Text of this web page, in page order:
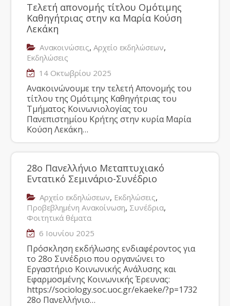
Τελετή απονομής τίτλου Ομότιμης
Καθηγήτριας στην κα Μαρία Κούση
Λεκάκη
Ανακοινώσεις,Αρχείο εκδηλώσεων,
Εκδηλώσεις
14 Οκτωβρίου 2025
Ανακοινώνουμε την τελετή Απονομής του
τίτλου της Ομότιμης Καθηγήτριας του
Τμήματος Κοινωνιολογίας του
Πανεπιστημίου Κρήτης στην κυρία Μαρία
Κούση Λεκάκη…
28ο Πανελλήνιο Μεταπτυχιακό
Εντατικό Σεμινάριο-Συνέδριο
Αρχείο εκδηλώσεων, Εκδηλώσεις,
Προβεβλημένη Ανακοίνωση, Συνέδρια,
Φοιτητικά θέματα
6 Ιουνίου 2025
Πρόσκληση εκδήλωσης ενδιαφέροντος για
το 28ο Συνέδριο που οργανώνει το
Εργαστήριο Κοινωνικής Ανάλυσης και
Εφαρμοσμένης Κοινωνικής Έρευνας:
https://sociology.soc.uoc.gr/ekaeke/?p=1732
28ο Πανελλήνιο…